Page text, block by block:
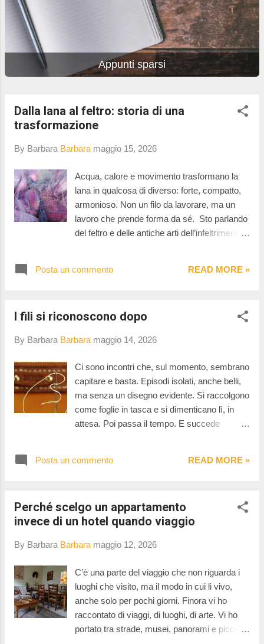
Appunti sparsi
Dalla lana al feltro: storia di una
trasformazione
By Barbara Barbara maggio 15, 2026
Acqua, calore e movimento trasformano la
lana in qualcosa di diverso: forte, compatto,
armonioso. Non un filo da lavorare, ma un
lavoro che prende forma da sé. Sto parlando
del feltro e delle antiche arti dell’infeltrimento.
Eszenyi ( del quale vi ho già raccontato qui )
osservazione. Prima di parlarle, il feltro era
usare per piccole decorazioni. Non
così ampia, capace di attraversare linguaggi
e quotidianità. Durante la nostra chiacchierata
sono entrate nel racconto anche le yurte, le
abitazioni nomadi rivestite in feltro diffuse in
Asia centrale. Un modo di abitare essenziale,
creare oggetti, ma a costruire uno spazio da
Posta un commento READ MORE »
I fili si riconoscono dopo
By Barbara Barbara maggio 14, 2026
Ci sono incontri che, sul momento, sembrano
capitare e basta. Episodi isolati, anche belli,
ma senza un disegno evidente. Si raccolgono
come foglie in tasca e si dimenticano lì, in
attesa. Poi passa il tempo. E succede
distanza permettesse ai fili di distendersi e
artigiani che ho incontrato in questi ultimi dieci
anni non sono stati solo incontri, ma una
consolidata. Inizialmente non li vedevo come
due cose l’ho capita solo dopo: insieme alle
persone ho conosciuto e raccontato storie,
esperienze, gesti artistici che oggi riconosco
come parte di un disegno più ampio. Solo
guardando indietro ho capito che non stavo
Posta un commento READ MORE »
Perché scelgo un appartamento
invece di un hotel quando viaggio
By Barbara Barbara maggio 12, 2026
C’è una parte del viaggio che non riguarda i
luoghi che visito, ma il modo in cui li vivo,
anche solo per pochi giorni. Finora vi ho
raccontato di viaggi, di luoghi, di arte. Vi ho
portato tra strade, musei, panorami e piccoli